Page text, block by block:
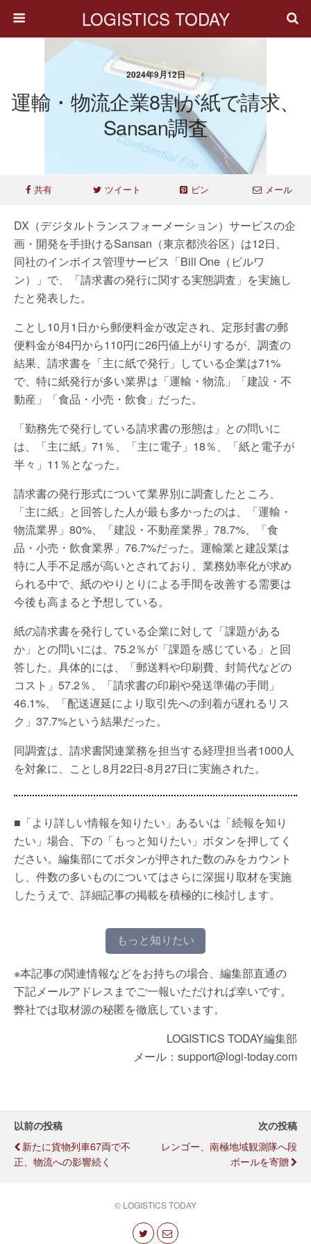
LOGISTICS TODAY
2024年9月12日
運輸・物流企業8割が紙で請求、
Sansan調査
共有 ツイート ピン メール
DX（デジタルトランスフォーメーション）サービスの企
画・開発を手掛けるSansan（東京都渋谷区）は12日、
同社のインボイス管理サービス「Bill One（ビルワ
ン）」で、「請求書の発行に関する実態調査」を実施し
たと発表した。
ことし10月1日から郵便料金が改定され、定形封書の郵
便料金が84円から110円に26円値上がりするが、調査の
結果、請求書を「主に紙で発行」している企業は71%
で、特に紙発行が多い業界は「運輸・物流」「建設・不
動産」「食品・小売・飲食」だった。
「勤務先で発行している請求書の形態は」との問いに
は、「主に紙」71％、「主に電子」18％、「紙と電子が
半々」11％となった。
請求書の発行形式について業界別に調査したところ、
「主に紙」と回答した人が最も多かったのは、「運輸・
物流業界」80%、「建設・不動産業界」78.7%、「食
品・小売・飲食業界」76.7%だった。運輸業と建設業は
特に人手不足感が高いとされており、業務効率化が求め
られる中で、紙のやりとりによる手間を改善する需要は
今後も高まると予想している。
紙の請求書を発行している企業に対して「課題がある
か」との問いには、75.2％が「課題を感じている」と回
答した。具体的には、「郵送料や印刷費、封筒代などの
コスト」57.2％、「請求書の印刷や発送準備の手間」
46.1%、「配送遅延により取引先への到着が遅れるリス
ク」37.7%という結果だった。
同調査は、請求書関連業務を担当する経理担当者1000人
を対象に、ことし8月22日-8月27日に実施された。
■「より詳しい情報を知りたい」あるいは「続報を知り
たい」場合、下の「もっと知りたい」ボタンを押してく
ださい。編集部にてボタンが押された数のみをカウント
し、件数の多いものについてはさらに深掘り取材を実施
したうえで、詳細記事の掲載を積極的に検討します。
もっと知りたい
※本記事の関連情報などをお持ちの場合、編集部直通の
下記メールアドレスまでご一報いただければ幸いです。
弊社では取材源の秘匿を徹底しています。
LOGISTICS TODAY編集部
メール：support@logi-today.com
以前の投稿
新たに貨物列車67両で不
正、物流への影響続く
次の投稿
レンゴー、南極地域観測隊へ段
ボールを寄贈
© LOGISTICS TODAY